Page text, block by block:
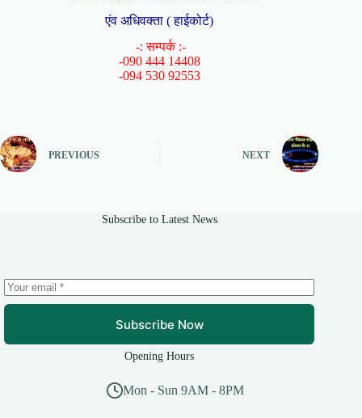
एंव अधिवक्ता ( हाईकोर्ट)
-: सम्पर्क :-
-090 444 14408
-094 530 92553
PREVIOUS NEXT
Subscribe to Latest News
Subscribe Now
Opening Hours
Mon - Sun 9AM - 8PM